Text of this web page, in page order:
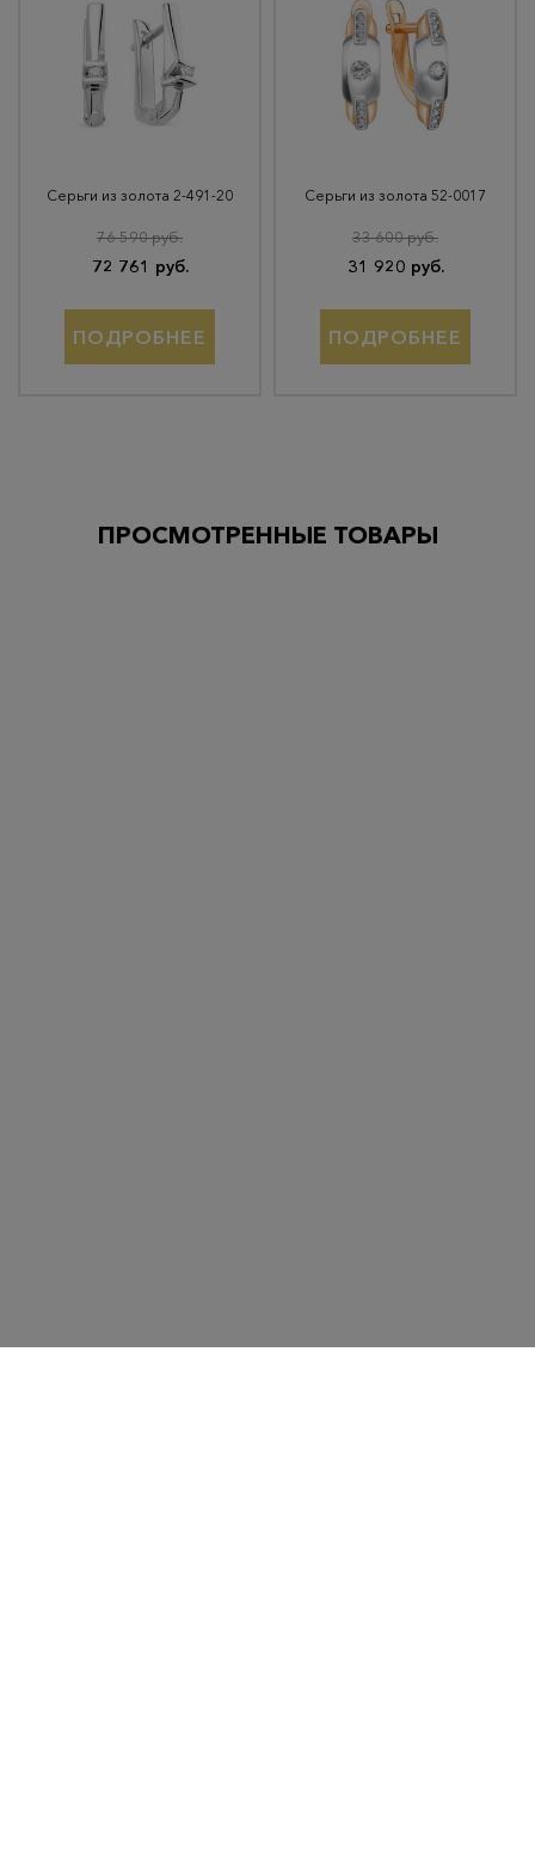
Серьги из золота 2-491-20
72 761 руб.
76 590 руб.
ПОДРОБНЕЕ
Серьги из золота 52-0017
31 920 руб.
33 600 руб.
ПОДРОБНЕЕ
ПРОСМОТРЕННЫЕ ТОВАРЫ